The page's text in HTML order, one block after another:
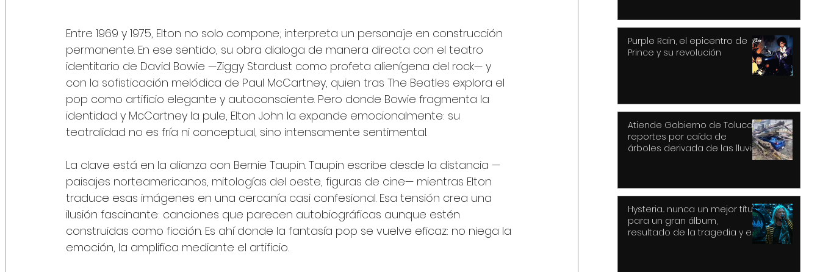
Entre 1969 y 1975, Elton no solo compone; interpreta un personaje en construcción
permanente. En ese sentido, su obra dialoga de manera directa con el teatro
identitario de David Bowie —Ziggy Stardust como profeta alienígena del rock— y
con la sofisticación melódica de Paul McCartney, quien tras The Beatles explora el
pop como artificio elegante y autoconsciente. Pero donde Bowie fragmenta la
identidad y McCartney la pule, Elton John la expande emocionalmente: su
teatralidad no es fría ni conceptual, sino intensamente sentimental.
La clave está en la alianza con Bernie Taupin. Taupin escribe desde la distancia —
paisajes norteamericanos, mitologías del oeste, figuras de cine— mientras Elton
traduce esas imágenes en una cercanía casi confesional. Esa tensión crea una
ilusión fascinante: canciones que parecen autobiográficas aunque estén
construidas como ficción. Es ahí donde la fantasía pop se vuelve eficaz: no niega la
emoción, la amplifica mediante el artificio.
Purple Rain, el epicentro de
Prince y su revolución
Atiende Gobierno de Toluca
reportes por caída de
árboles derivada de las lluvias
Hysteria... nunca un mejor título
para un gran álbum,
resultado de la tragedia y el